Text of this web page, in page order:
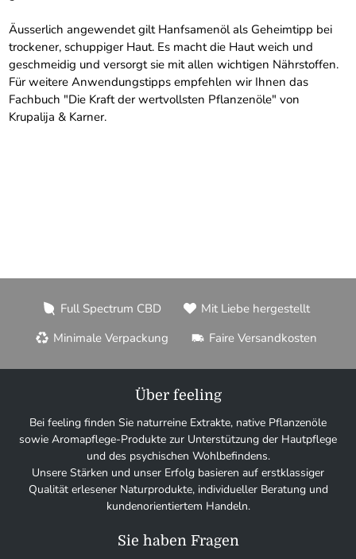
Äusserlich angewendet gilt Hanfsamenöl als Geheimtipp bei
trockener, schuppiger Haut. Es macht die Haut weich und
geschmeidig und versorgt sie mit allen wichtigen Nährstoffen.
Für weitere Anwendungstipps empfehlen wir Ihnen das
Fachbuch "Die Kraft der wertvollsten Pflanzenöle" von
Krupalija & Karner.
Full Spectrum CBD
Mit Liebe hergestellt
Minimale Verpackung
Faire Versandkosten
Über feeling
Bei feeling finden Sie naturreine Extrakte, native Pflanzenöle
sowie Aromapflege-Produkte zur Unterstützung der Hautpflege
und des psychischen Wohlbefindens.
Unsere Stärken und unser Erfolg basieren auf erstklassiger
Qualität erlesener Naturprodukte, individueller Beratung und
kundenorientiertem Handeln.
Sie haben Fragen